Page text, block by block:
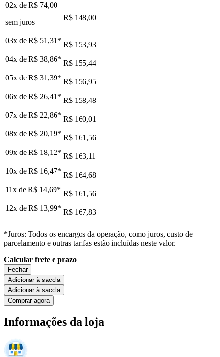
02x de R$ 74,00
sem juros
R$ 148,00
03x de R$ 51,31 * R$ 153,93
04x de R$ 38,86* R$ 155,44
05x de R$ 31,39* R$ 156,95
06x de R$ 26,41 * R$ 158,48
07x de R$ 22,86* R$ 160,01
08x de R$ 20,19* R$ 161,56
09x de R$ 18,12* R$ 163,11
10x de R$ 16,47* R$ 164,68
11x de R$ 14,69* R$ 161,56
12x de R$ 13,99* R$ 167,83
*Juros: Todos os encargos da operação, como juros, custo de
parcelamento e outras tarifas estão incluídas neste valor.
Calcular frete e prazo
Fechar
Adicionar à sacola
Adicionar à sacola
Comprar agora
Informações da loja